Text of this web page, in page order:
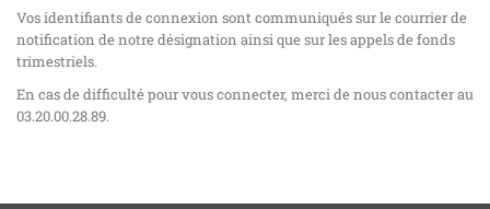
Vos identifiants de connexion sont communiqués sur le courrier de
notification de notre désignation ainsi que sur les appels de fonds
trimestriels.
En cas de difficulté pour vous connecter, merci de nous contacter au
03.20.00.28.89.